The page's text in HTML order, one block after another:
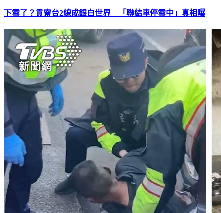
下雪了？貢寮台2線成銀白世界 「聯結車停雪中」真相曝